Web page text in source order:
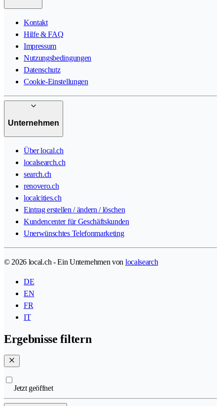
Kontakt
Hilfe & FAQ
Impressum
Nutzungsbedingungen
Datenschutz
Cookie-Einstellungen
Unternehmen
Über local.ch
localsearch.ch
search.ch
renovero.ch
localcities.ch
Eintrag erstellen / ändern / löschen
Kundencenter für Geschäftskunden
Unerwünschtes Telefonmarketing
© 2026 local.ch - Ein Unternehmen von localsearch
DE
EN
FR
IT
Ergebnisse filtern
Jetzt geöffnet